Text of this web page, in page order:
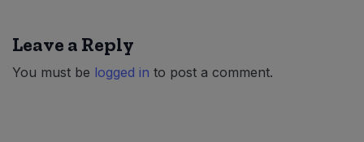
Leave a Reply
You must be logged in to post a comment.